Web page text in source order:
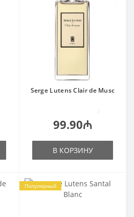
Serge Lutens Clair de Musc
99.90₼
В КОРЗИНУ
Популярный